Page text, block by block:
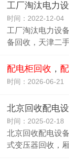
工厂淘汰电力
时间：2022-12-04
工厂淘汰电力设
备回收，天津二
配电柜回收 ，
时间：2026-06-21
北京回收配电
时间：2025-02-18
北京回收配电设
式变压器回收，